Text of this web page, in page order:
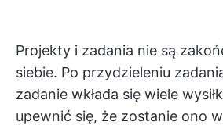
Projekty i zadania nie są
siebie. Po przydzieleniu
zadanie wkłada się wiele
upewnić się, że zostanie ono